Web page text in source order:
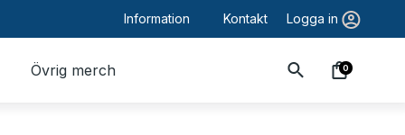
Information Kontakt Logga in
Övrig merch 0